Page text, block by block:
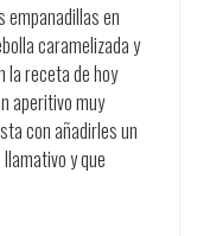
en
caramelizada y
la receta de hoy
aperitivo muy
con añadirles un
y que